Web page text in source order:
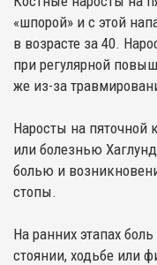
«шпорой» и с этой
в возрасте за 40.
при регулярной
же из-за
Наросты на пяточной
или болезнью
болью и
стопы.
На ранних этапах
стоянии, ходьбе или